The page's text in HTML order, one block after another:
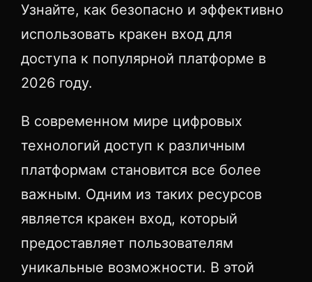
Узнайте, как безопасно и эффективно
использовать кракен вход для
доступа к популярной платформе в
2026 году.
В современном мире цифровых
технологий доступ к различным
платформам становится все более
важным. Одним из таких ресурсов
является кракен вход, который
предоставляет пользователям
уникальные возможности. В этой